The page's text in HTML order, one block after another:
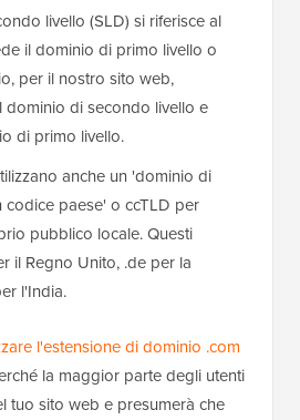
livello (SLD) si riferisce al
il dominio di primo livello o
per il nostro sito web,
dominio di secondo livello e
di primo livello.
anche un 'dominio di
codice paese' o ccTLD per
pubblico locale. Questi
il Regno Unito, .de per la
l'India.
l'estensione di dominio .com
la maggior parte degli utenti
tuo sito web e presumerà che